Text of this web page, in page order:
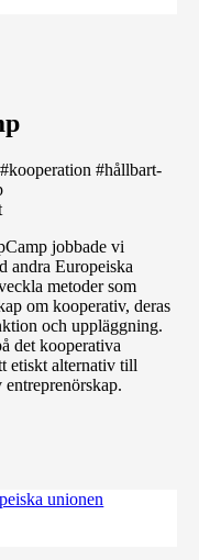
#kooperation #hållbart-
jobbade vi
andra Europeiska
metoder som
om kooperativ, deras
och uppläggning.
det kooperativa
etiskt alternativ till
unionen